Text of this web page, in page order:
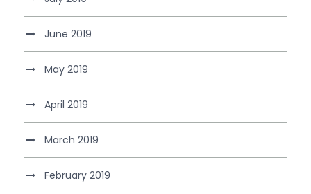
June 2019
May 2019
April 2019
March 2019
February 2019